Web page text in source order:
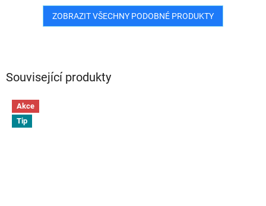
Související produkty
Akce
Tip
ZOBRAZIT VŠECHNY PODOBNÉ PRODUKTY